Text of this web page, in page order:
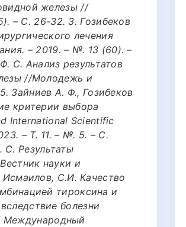
железы //
– С. 26-32. 3. Гозибеков
лечения
– 2019. – №. 13 (60). –
С. Анализ результатов
//Молодежь и
Зайниев А. Ф., Гозибеков
критерии выбора
International Scientific
– Т. 11. – №. 5. – С.
Результаты
науки и
Исмаилов, С.И. Качество
тироксина и
болезни
Международный